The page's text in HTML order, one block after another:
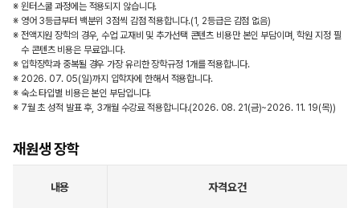
※ 윈터스쿨 과정에는 적용되지 않습니다.
※ 영어 3등급부터 백분위 3점씩 감점 적용합니다.(1, 2등급은 감점 없음)
※ 전액지원 장학의 경우, 수업 교재비 및 추가선택 콘텐츠 비용만 본인 부담이며, 학원 지정 필
수 콘텐츠 비용은 무료입니다.
※ 입학장학과 중복될 경우 가장 유리한 장학규정 1개를 적용합니다.
※ 2026. 07. 05(일)까지 입학자에 한해서 적용합니다.
※ 숙소 타입별 비용은 본인 부담입니다.
※ 7월 초 성적 발표 후, 3개월 수강료 적용합니다.(2026. 08. 21(금)~2026. 11. 19(목))
재원생 장학
내용 자격요건